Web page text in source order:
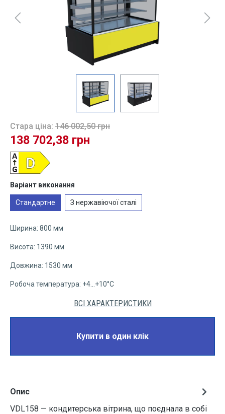
Стара ціна: 146 002,50 грн
138 702,38 грн
Виберіть
Варіант виконання
Стандартне З нержавіючої сталі
Ширина: 800 мм
Висота: 1390 мм
Довжина: 1530 мм
Робоча температура: +4...+10°C
ВСІ ХАРАКТЕРИСТИКИ
Купити в один клік
Опис
VDL158 — кондитерська вітрина, що поєднала в собі